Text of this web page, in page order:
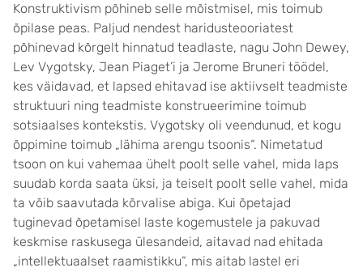
Konstruktivism põhineb selle mõistmisel, mis toimub
õpilase peas. Paljud nendest haridusteooriatest
põhinevad kõrgelt hinnatud teadlaste, nagu John Dewey,
Lev Vygotsky, Jean Piaget’i ja Jerome Bruneri töödel,
kes väidavad, et lapsed ehitavad ise aktiivselt teadmiste
struktuuri ning teadmiste konstrueerimine toimub
sotsiaalses kontekstis. Vygotsky oli veendunud, et kogu
õppimine toimub „lähima arengu tsoonis“. Nimetatud
tsoon on kui vahemaa ühelt poolt selle vahel, mida laps
suudab korda saata üksi, ja teiselt poolt selle vahel, mida
ta võib saavutada kõrvalise abiga. Kui õpetajad
tuginevad õpetamisel laste kogemustele ja pakuvad
keskmise raskusega ülesandeid, aitavad nad ehitada
„intellektuaalset raamistikku“, mis aitab lastel eri